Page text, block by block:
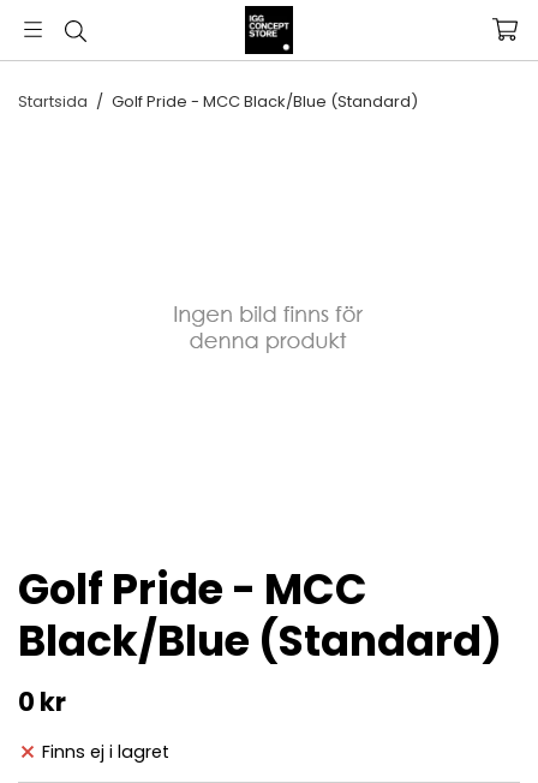
Startsida / Golf Pride - MCC Black/Blue (Standard)
Golf Pride - MCC
Black/Blue (Standard)
0 kr
Finns ej i lagret